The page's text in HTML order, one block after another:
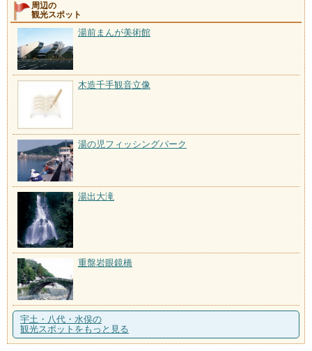
周辺の
観光スポット
湯前まんが美術館
木造千手観音立像
湯の児フィッシングパーク
湯出大滝
重盤岩眼鏡橋
宇土・八代・水俣の
観光スポットをもっと見る